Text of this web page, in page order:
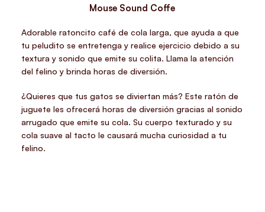
Mouse Sound Coffe
Adorable ratoncito café de cola larga, que ayuda a que
tu peludito se entretenga y realice ejercicio debido a su
textura y sonido que emite su colita. Llama la atención
del felino y brinda horas de diversión.
¿Quieres que tus gatos se diviertan más? Este ratón de
juguete les ofrecerá horas de diversión gracias al sonido
arrugado que emite su cola. Su cuerpo texturado y su
cola suave al tacto le causará mucha curiosidad a tu
felino.